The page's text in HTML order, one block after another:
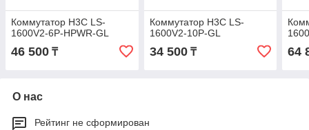
Коммутатор H3C LS-
1600V2-6P-HPWR-GL
46 500 ₸
Коммутатор H3C LS-
1600V2-10P-GL
34 500₸ 64
О нас
Рейтинг не сформирован